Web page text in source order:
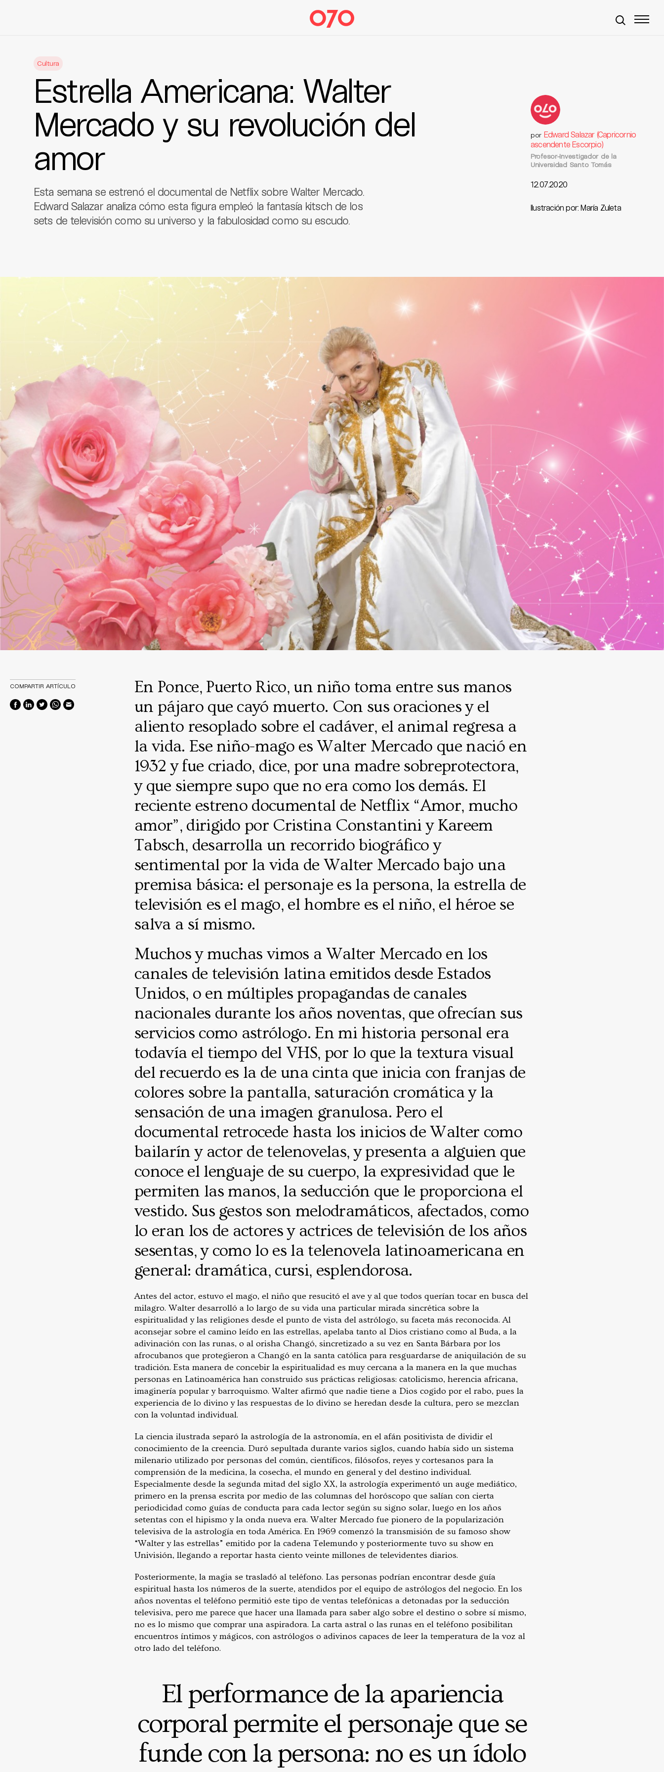
Cultura
Estrella Americana: Walter
Mercado y su revolución del
amor
Esta semana se estrenó el documental de Netflix sobre Walter Mercado.
Edward Salazar analiza cómo esta figura empleó la fantasía kitsch de los
sets de televisión como su universo y la fabulosidad como su escudo.
por Edward Salazar (Capricornio
ascendente Escorpio)
Profesor-Investigador de la
Universidad Santo Tomás
12.07.2020
Ilustración por: María Zuleta
En Ponce, Puerto Rico, un niño toma entre sus manos
un pájaro que cayó muerto. Con sus oraciones y el
aliento resoplado sobre el cadáver, el animal regresa a
la vida. Ese niño-mago es Walter Mercado que nació en
1932 y fue criado, dice, por una madre sobreprotectora,
y que siempre supo que no era como los demás. El
reciente estreno documental de Netflix “Amor, mucho
amor”, dirigido por Cristina Constantini y Kareem
Tabsch, desarrolla un recorrido biográfico y
sentimental por la vida de Walter Mercado bajo una
premisa básica: el personaje es la persona, la estrella de
televisión es el mago, el hombre es el niño, el héroe se
salva a sí mismo.
Muchos y muchas vimos a Walter Mercado en los
canales de televisión latina emitidos desde Estados
Unidos, o en múltiples propagandas de canales
nacionales durante los años noventas, que ofrecían sus
servicios como astrólogo. En mi historia personal era
todavía el tiempo del VHS, por lo que la textura visual
del recuerdo es la de una cinta que inicia con franjas de
colores sobre la pantalla, saturación cromática y la
sensación de una imagen granulosa. Pero el
documental retrocede hasta los inicios de Walter como
bailarín y actor de telenovelas, y presenta a alguien que
conoce el lenguaje de su cuerpo, la expresividad que le
permiten las manos, la seducción que le proporciona el
vestido. Sus gestos son melodramáticos, afectados, como
lo eran los de actores y actrices de televisión de los años
sesentas, y como lo es la telenovela latinoamericana en
general: dramática, cursi, esplendorosa.
Antes del actor, estuvo el mago, el niño que resucitó el ave y al que todos querían tocar en busca del
milagro. Walter desarrolló a lo largo de su vida una particular mirada sincrética sobre la
espiritualidad y las religiones desde el punto de vista del astrólogo, su faceta más reconocida. Al
aconsejar sobre el camino leído en las estrellas, apelaba tanto al Dios cristiano como al Buda, a la
adivinación con las runas, o al orisha Changó, sincretizado a su vez en Santa Bárbara por los
afrocubanos que protegieron a Changó en la santa católica para resguardarse de aniquilación de su
tradición. Esta manera de concebir la espiritualidad es muy cercana a la manera en la que muchas
personas en Latinoamérica han construido sus prácticas religiosas: catolicismo, herencia africana,
imaginería popular y barroquismo. Walter afirmó que nadie tiene a Dios cogido por el rabo, pues la
experiencia de lo divino y las respuestas de lo divino se heredan desde la cultura, pero se mezclan
con la voluntad individual.
La ciencia ilustrada separó la astrología de la astronomía, en el afán positivista de dividir el
conocimiento de la creencia. Duró sepultada durante varios siglos, cuando había sido un sistema
milenario utilizado por personas del común, científicos, filósofos, reyes y cortesanos para la
comprensión de la medicina, la cosecha, el mundo en general y del destino individual.
Especialmente desde la segunda mitad del siglo XX, la astrología experimentó un auge mediático,
primero en la prensa escrita por medio de las columnas del horóscopo que salían con cierta
periodicidad como guías de conducta para cada lector según su signo solar, luego en los años
setentas con el hipismo y la onda nueva era. Walter Mercado fue pionero de la popularización
televisiva de la astrología en toda América. En 1969 comenzó la transmisión de su famoso show
“Walter y las estrellas” emitido por la cadena Telemundo y posteriormente tuvo su show en
Univisión, llegando a reportar hasta ciento veinte millones de televidentes diarios.
Posteriormente, la magia se trasladó al teléfono. Las personas podrían encontrar desde guía
espiritual hasta los números de la suerte, atendidos por el equipo de astrólogos del negocio. En los
años noventas el teléfono permitió este tipo de ventas telefónicas a detonadas por la seducción
televisiva, pero me parece que hacer una llamada para saber algo sobre el destino o sobre sí mismo,
no es lo mismo que comprar una aspiradora. La carta astral o las runas en el teléfono posibilitan
encuentros íntimos y mágicos, con astrólogos o adivinos capaces de leer la temperatura de la voz al
otro lado del teléfono.
El performance de la apariencia
corporal permite el personaje que se
funde con la persona: no es un ídolo
COMPARTIR ARTÍCULO